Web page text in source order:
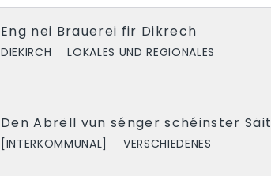
Eng nei Brauerei fir Dikrech
DIEKIRCH LOKALES UND REGIONALES
Den Abrëll vun sénger schéinster Säit
[INTERKOMMUNAL] VERSCHIEDENES